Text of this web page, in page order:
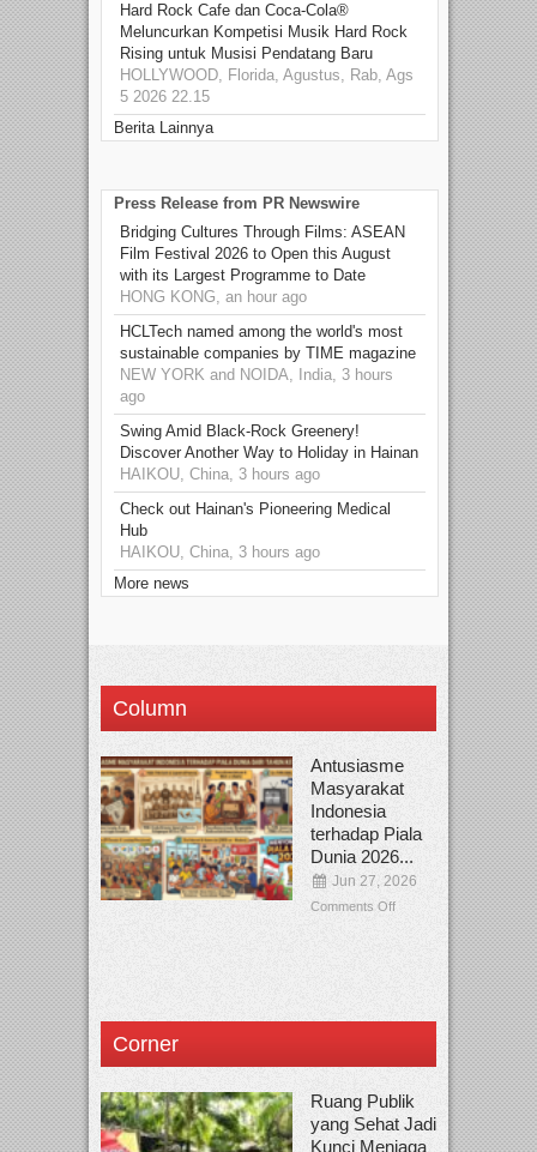
Hard Rock Cafe dan Coca-Cola®
Meluncurkan Kompetisi Musik Hard Rock
Rising untuk Musisi Pendatang Baru
HOLLYWOOD, Florida, Agustus, Rab, Ags
5 2026 22.15
Berita Lainnya
Press Release from PR Newswire
Bridging Cultures Through Films: ASEAN
Film Festival 2026 to Open this August
with its Largest Programme to Date
HONG KONG, an hour ago
HCLTech named among the world's most
sustainable companies by TIME magazine
NEW YORK and NOIDA, India, 3 hours
ago
Swing Amid Black‑Rock Greenery!
Discover Another Way to Holiday in Hainan
HAIKOU, China, 3 hours ago
Check out Hainan's Pioneering Medical
Hub
HAIKOU, China, 3 hours ago
More news
Column
Antusiasme
Masyarakat
Indonesia
terhadap Piala
Dunia 2026...
Jun 27, 2026
Comments Off
Corner
Ruang Publik
yang Sehat Jadi
Kunci Menjaga